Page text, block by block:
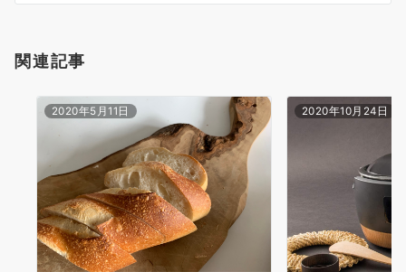
関連記事
2020年5月11日 2020年10月24日